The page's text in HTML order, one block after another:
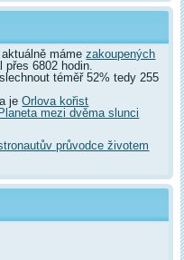
mámezakoupených
přes 6802 hodin.
téměř 52% tedy 255
jeOrlova kořist
mezi dvěma slunci
průvodce životem